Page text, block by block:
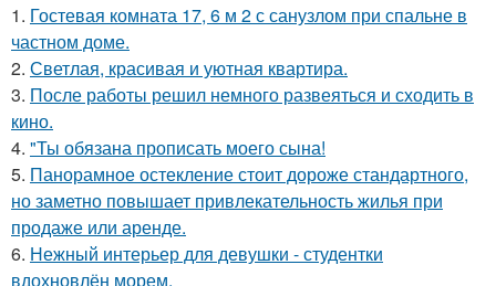
1. Гостевая комната 17, 6 м 2 с санузлом при спальне в
частном доме.
2. Светлая, красивая и уютная квартира.
3. После работы решил немного развеяться и сходить в
кино.
4. "Ты обязана прописать моего сына!
5. Панорамное остекление стоит дороже стандартного,
но заметно повышает привлекательность жилья при
продаже или аренде.
6. Нежный интерьер для девушки - студентки
вдохновлён морем.